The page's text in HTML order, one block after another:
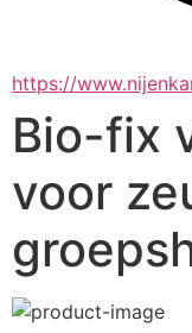
https://
Bio-fix
voor